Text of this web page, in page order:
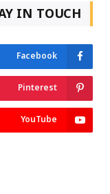
IN TOUCH
Facebook
Pinterest
YouTube